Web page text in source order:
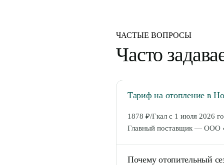
ЧАСТЫЕ ВОПРОСЫ
Часто
Тариф на отопление в
1878 ₽/Гкал с 1 июля 2026
Главный поставщик — ООО
Почему отопительный